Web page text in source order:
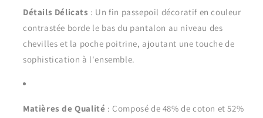
Détails Délicats : Un fin passepoil décoratif en couleur
contrastée borde le bas du pantalon au niveau des
chevilles et la poche poitrine, ajoutant une touche de
sophistication à l'ensemble.
Matières de Qualité : Composé de 48% de coton et 52%